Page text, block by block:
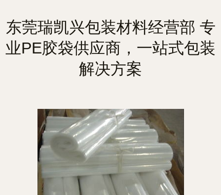
东莞瑞凯兴包装材料经营部 专
业PE胶袋供应商，一站式包装
解决方案